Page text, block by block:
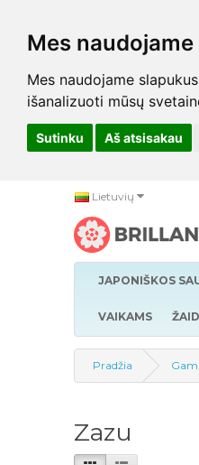
Mes
Mes naudojame
išanalizuoti mūsų
Sutinku Aš atsisakau
Lietuvių
JAPONIŠKOS
VAIKAMS
Pradžia
Zazu